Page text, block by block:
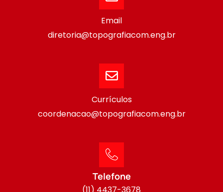
Email
diretoria@topografiacom.eng.br
Currículos
coordenacao@topografiacom.eng.br
Telefone
(11) 4437-3678